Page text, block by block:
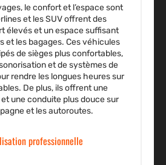
le confort et l’espace sont
et les SUV offrent des
élevés et un espace suffisant
et les bagages. Ces véhicules
de sièges plus confortables,
et de systèmes de
rendre les longues heures sur
De plus, ils offrent une
une conduite plus douce sur
et les autoroutes.
professionnelle